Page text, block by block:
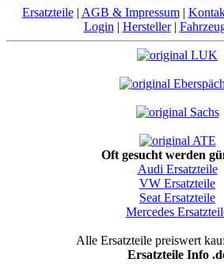
Ersatzteile| AGB & Impressum|
Login | Hersteller|
Oft gesucht werden
Audi Ersatzteile
VW Ersatzteile
Seat Ersatzteile
Mercedes
Alle Ersatzteile preiswert
Ersatzteile Info